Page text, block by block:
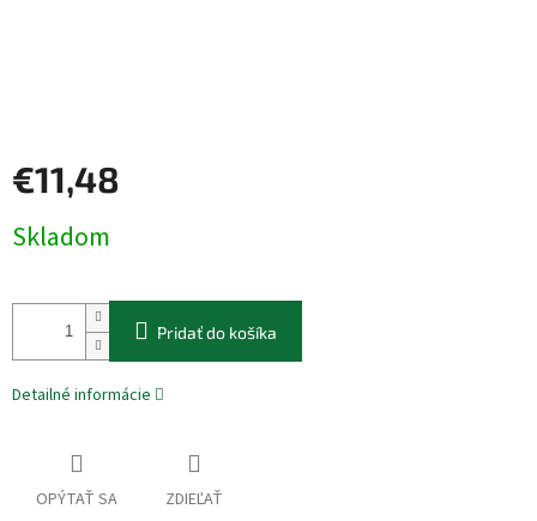
€11,48
cena:
Skladom
Pridať do košíka
Detailné informácie
OPÝTAŤ SA ZDIEĽAŤ